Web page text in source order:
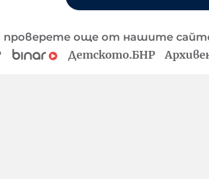
проверете още от нашите
Детското.БНР